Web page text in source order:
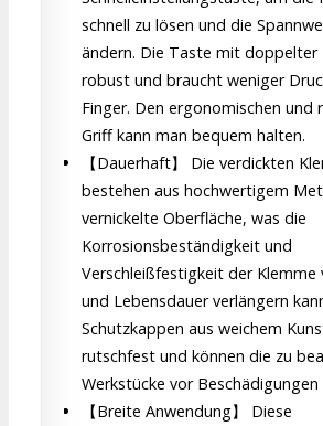
schnell zu lösen und die
ändern. Die Taste mit doppelter
robust und braucht weniger
Finger. Den ergonomischen und
Griff kann man bequem halten.
【Dauerhaft】 Die verdickten
bestehen aus hochwertigem
vernickelte Oberfläche, was die
Korrosionsbeständigkeit und
Verschleißfestigkeit der Klemme
und Lebensdauer verlängern
Schutzkappen aus weichem
rutschfest und können die zu
Werkstücke vor Beschädigungen
【Breite Anwendung】 Diese